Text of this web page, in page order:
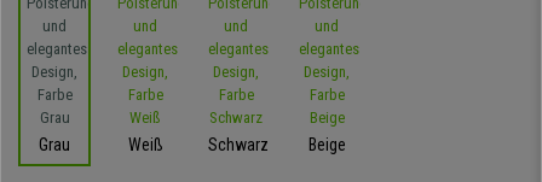
Grau Weiß Schwarz Beige